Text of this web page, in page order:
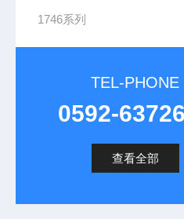
1746系列
TEL-PHONE
0592-
查看全部